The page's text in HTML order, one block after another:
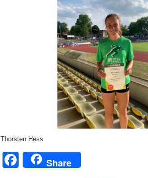
Thorsten Hess
Facebook
Share